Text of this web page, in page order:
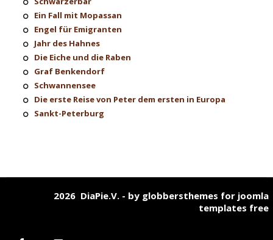
Ein Fall mit Mopassan
Engel für Emigranten
Jahr des Hahnes
Die Eiche und die Raben
Graf Benkendorf
Schwannensee
Die erste Reise von Peter dem ersten in Europa
Sankt-Peterburg
2026 DiaPie.V. - by globbersthemes for joomla
templates free